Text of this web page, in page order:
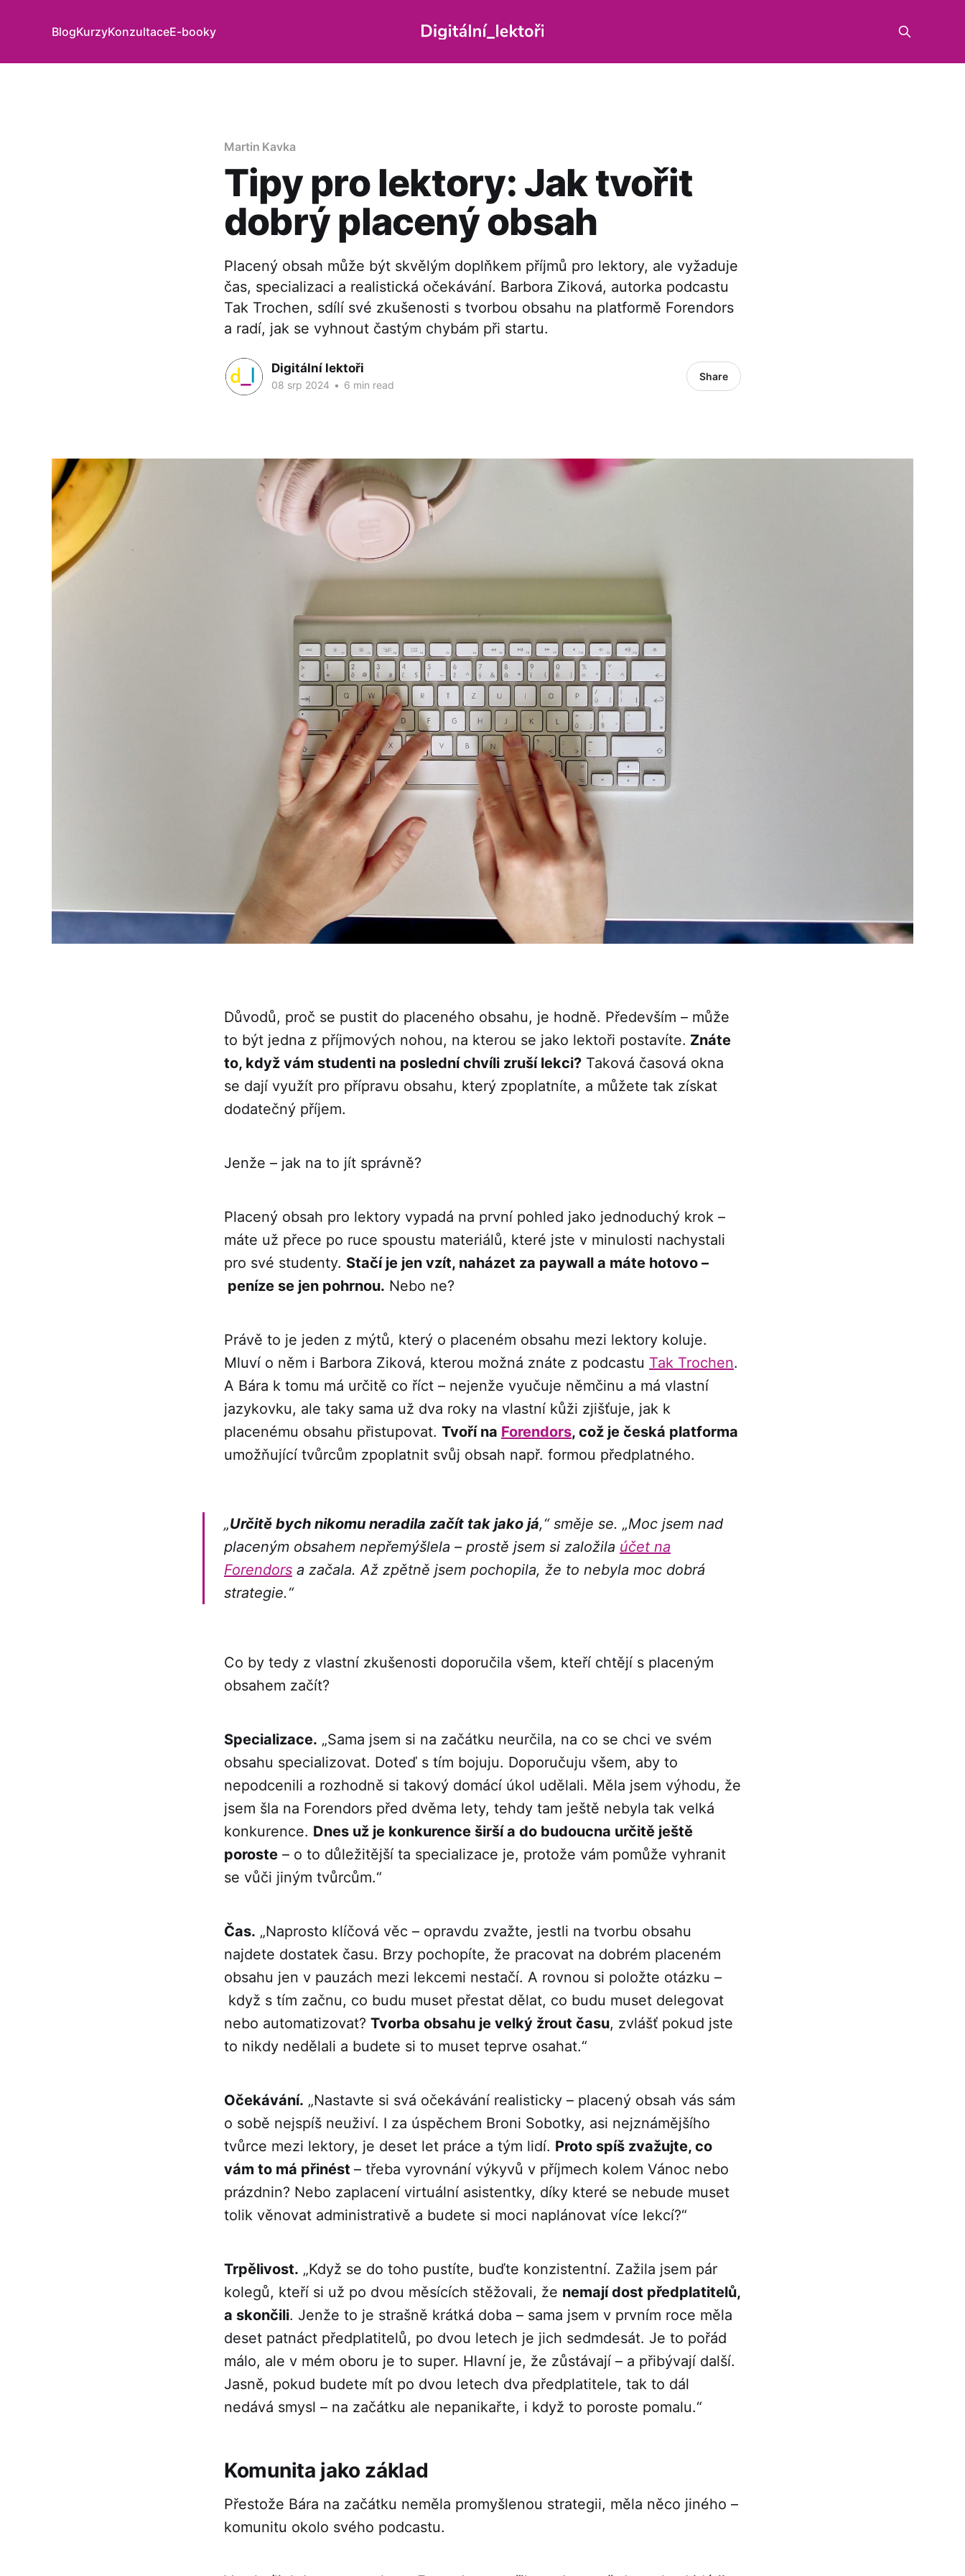
BlogKurzyKonzultaceE-booky
Martin Kavka
Tipy pro lektory: Jak tvořit
dobrý placený obsah
Placený obsah může být skvělým doplňkem příjmů pro lektory, ale vyžaduje
čas, specializaci a realistická očekávání. Barbora Ziková, autorka podcastu
Tak Trochen, sdílí své zkušenosti s tvorbou obsahu na platformě Forendors
a radí, jak se vyhnout častým chybám při startu.
Digitální lektoři
08 srp 2024 • 6 min read
Share
Důvodů, proč se pustit do placeného obsahu, je hodně. Především – může
to být jedna z příjmových nohou, na kterou se jako lektoři postavíte. Znáte
to, když vám studenti na poslední chvíli zruší lekci? Taková časová okna
se dají využít pro přípravu obsahu, který zpoplatníte, a můžete tak získat
dodatečný příjem.
Jenže – jak na to jít správně?
Placený obsah pro lektory vypadá na první pohled jako jednoduchý krok –
máte už přece po ruce spoustu materiálů, které jste v minulosti nachystali
pro své studenty. Stačí je jen vzít, naházet za paywall a máte hotovo –
peníze se jen pohrnou. Nebo ne?
Právě to je jeden z mýtů, který o placeném obsahu mezi lektory koluje.
Mluví o něm i Barbora Ziková, kterou možná znáte z podcastu Tak Trochen.
A Bára k tomu má určitě co říct – nejenže vyučuje němčinu a má vlastní
jazykovku, ale taky sama už dva roky na vlastní kůži zjišťuje, jak k
placenému obsahu přistupovat. Tvoří na Forendors, což je česká platforma
umožňující tvůrcům zpoplatnit svůj obsah např. formou předplatného.
„Určitě bych nikomu neradila začít tak jako já,“ směje se. „Moc jsem nad
placeným obsahem nepřemýšlela – prostě jsem si založila účet na
Forendors a začala. Až zpětně jsem pochopila, že to nebyla moc dobrá
strategie.“
Co by tedy z vlastní zkušenosti doporučila všem, kteří chtějí s placeným
obsahem začít?
Specializace. „Sama jsem si na začátku neurčila, na co se chci ve svém
obsahu specializovat. Doteď s tím bojuju. Doporučuju všem, aby to
nepodcenili a rozhodně si takový domácí úkol udělali. Měla jsem výhodu, že
jsem šla na Forendors před dvěma lety, tehdy tam ještě nebyla tak velká
konkurence. Dnes už je konkurence širší a do budoucna určitě ještě
poroste – o to důležitější ta specializace je, protože vám pomůže vyhranit
se vůči jiným tvůrcům.“
Čas. „Naprosto klíčová věc – opravdu zvažte, jestli na tvorbu obsahu
najdete dostatek času. Brzy pochopíte, že pracovat na dobrém placeném
obsahu jen v pauzách mezi lekcemi nestačí. A rovnou si položte otázku –
když s tím začnu, co budu muset přestat dělat, co budu muset delegovat
nebo automatizovat? Tvorba obsahu je velký žrout času, zvlášť pokud jste
to nikdy nedělali a budete si to muset teprve osahat.“
Očekávání. „Nastavte si svá očekávání realisticky – placený obsah vás sám
o sobě nejspíš neuživí. I za úspěchem Broni Sobotky, asi nejznámějšího
tvůrce mezi lektory, je deset let práce a tým lidí. Proto spíš zvažujte, co
vám to má přinést – třeba vyrovnání výkyvů v příjmech kolem Vánoc nebo
prázdnin? Nebo zaplacení virtuální asistentky, díky které se nebude muset
tolik věnovat administrativě a budete si moci naplánovat více lekcí?“
Trpělivost. „Když se do toho pustíte, buďte konzistentní. Zažila jsem pár
kolegů, kteří si už po dvou měsících stěžovali, že nemají dost předplatitelů,
a skončili. Jenže to je strašně krátká doba – sama jsem v prvním roce měla
deset patnáct předplatitelů, po dvou letech je jich sedmdesát. Je to pořád
málo, ale v mém oboru je to super. Hlavní je, že zůstávají – a přibývají další.
Jasně, pokud budete mít po dvou letech dva předplatitele, tak to dál
nedává smysl – na začátku ale nepanikařte, i když to poroste pomalu.“
Komunita jako základ
Přestože Bára na začátku neměla promyšlenou strategii, měla něco jiného –
komunitu okolo svého podcastu.